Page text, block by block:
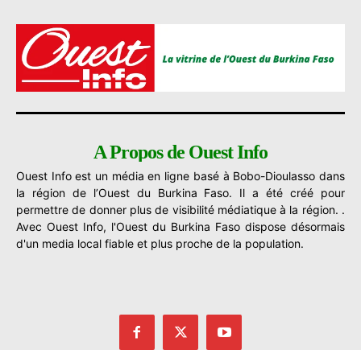
A Propos de Ouest Info
Ouest Info est un média en ligne basé à Bobo-Dioulasso dans
la région de l’Ouest du Burkina Faso. Il a été créé pour
permettre de donner plus de visibilité médiatique à la région. .
Avec Ouest Info, l'Ouest du Burkina Faso dispose désormais
d'un media local fiable et plus proche de la population.